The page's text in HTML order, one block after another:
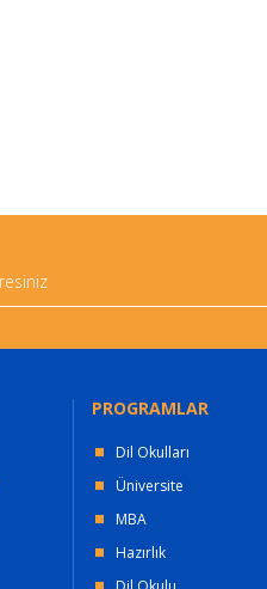
PROGRAMLAR
Dil Okulları
Üniversite
MBA
Hazırlık